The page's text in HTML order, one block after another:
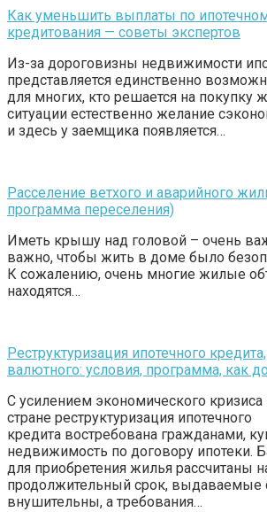
Как уменьшить выплаты по
кредитования — советы экспертов
Из-за дороговизны недвижимости
представляется единственно
для многих, кто решается на покупку
ситуации естественно желание
и здесь у заемщика появляется…
Расселение ветхого и аварийного
программа переселения)
Иметь крышу над головой – очень
важно, чтобы жить в доме было
К сожалению, очень многие жилые
находятся…
Реструктуризация ипотечного
валютного: условия, программа, как
С усилением экономического кризиса
стране реструктуризация ипотечного
кредита востребована гражданами,
недвижимость по договору ипотеки.
для приобретения жилья рассчитаны
продолжительный срок,
внушительны, а требования…